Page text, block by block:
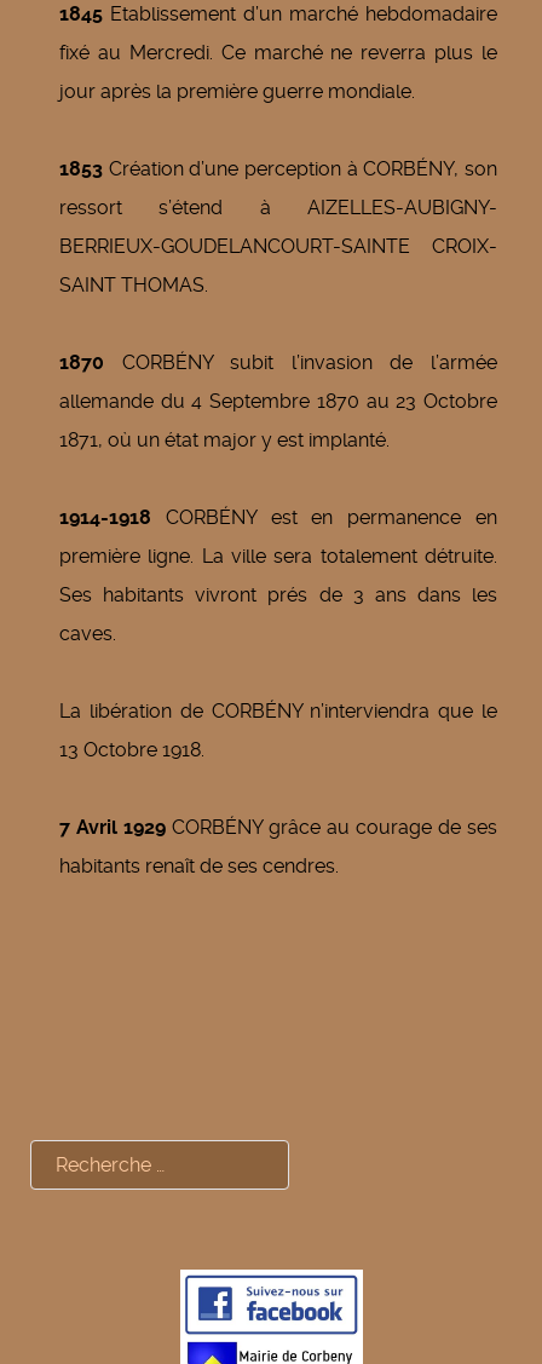
1845 Etablissement d’un marché hebdomadaire
fixé au Mercredi. Ce marché ne reverra plus le
jour après la première guerre mondiale.
1853 Création d’une perception à CORBÉNY, son
ressort s’étend à AIZELLES-AUBIGNY-
BERRIEUX-GOUDELANCOURT-SAINTE CROIX-
SAINT THOMAS.
1870 CORBÉNY subit l’invasion de l’armée
allemande du 4 Septembre 1870 au 23 Octobre
1871, où un état major y est implanté.
1914-1918 CORBÉNY est en permanence en
première ligne. La ville sera totalement détruite.
Ses habitants vivront prés de 3 ans dans les
caves.
La libération de CORBÉNY n’interviendra que le
13 Octobre 1918.
7 Avril 1929 CORBÉNY grâce au courage de ses
habitants renaît de ses cendres.
Rechercher